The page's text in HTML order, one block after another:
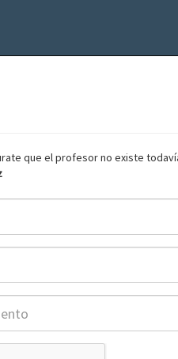
que el profesor no existe